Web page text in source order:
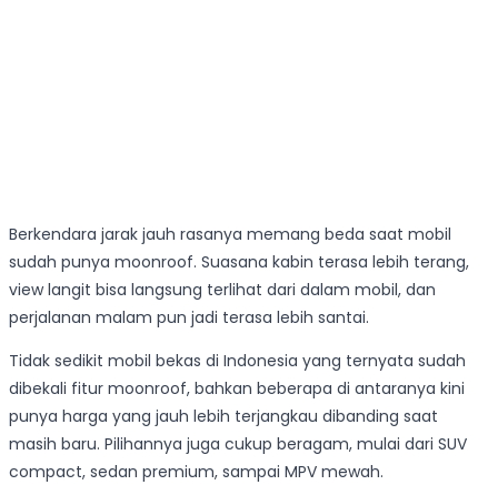
Berkendara jarak jauh rasanya memang beda saat mobil
sudah punya moonroof. Suasana kabin terasa lebih terang,
view langit bisa langsung terlihat dari dalam mobil, dan
perjalanan malam pun jadi terasa lebih santai.
Tidak sedikit mobil bekas di Indonesia yang ternyata sudah
dibekali fitur moonroof, bahkan beberapa di antaranya kini
punya harga yang jauh lebih terjangkau dibanding saat
masih baru. Pilihannya juga cukup beragam, mulai dari SUV
compact, sedan premium, sampai MPV mewah.